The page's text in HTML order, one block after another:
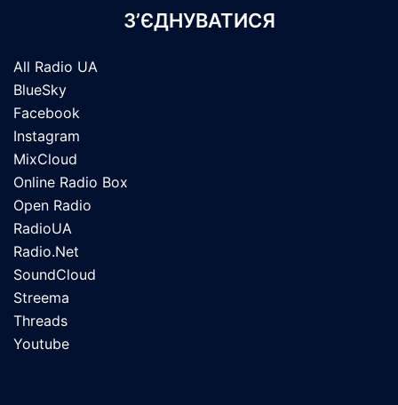
З’ЄДНУВАТИСЯ
All Radio UA
BlueSky
Facebook
Instagram
MixCloud
Online Radio Box
Open Radio
RadioUA
Radio.Net
SoundCloud
Streema
Threads
Youtube